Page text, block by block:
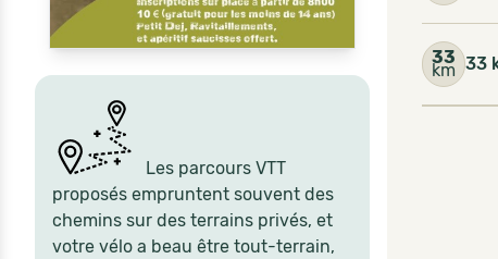
Les parcours VTT
proposés empruntent souvent des
chemins sur des terrains privés, et
votre vélo a beau être tout-terrain,
33
km 33